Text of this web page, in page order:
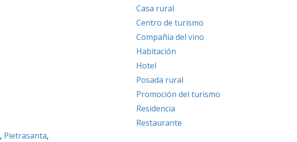
, Pietrasanta,
Casa rural
Centro de turismo
Compañía del vino
Habitación
Hotel
Posada rural
Promoción del turismo
Residencia
Restaurante